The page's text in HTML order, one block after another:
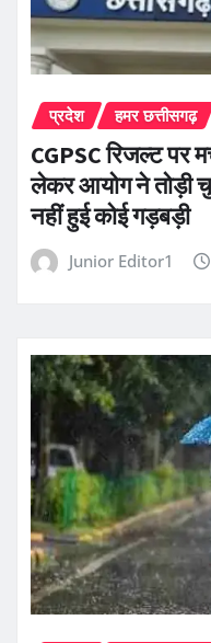
प्रदेश हमर छत्तीसगढ़
CGPSC रिजल्ट पर
लेकर आयोग ने तोड़ी
नहीं हुई कोई गड़बड़ी
Junior Editor1